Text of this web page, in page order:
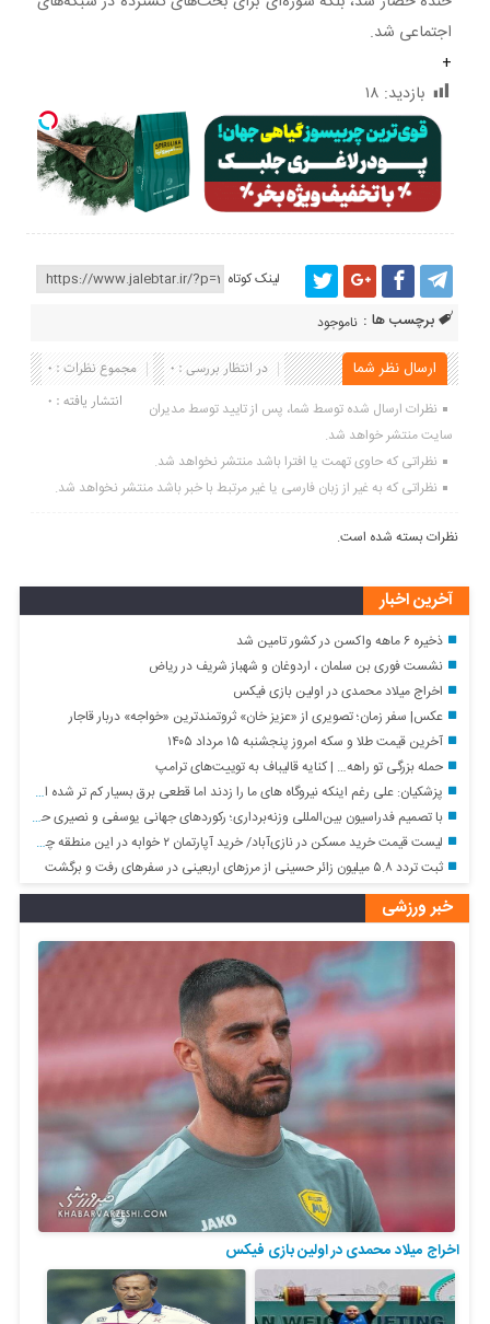
اجتماعی شد.
+
بازدید: ۱۸
لینک کوتاه
برچسب ها : ناموجود
ارسال نظر شما مجموع نظرات : 0
در انتظار بررسی : 0
انتشار یافته : 0
نظرات ارسال شده توسط شما، پس از تایید توسط مدیران
سایت منتشر خواهد شد.
نظراتی که حاوی تهمت یا افترا باشد منتشر نخواهد شد.
نظراتی که به غیر از زبان فارسی یا غیر مرتبط با خبر باشد منتشر نخواهد شد.
نظرات بسته شده است.
آخرین اخبار
ذخیره ۶ ماهه واکسن در کشور تامین شد
نشست فوری بن سلمان ، اردوغان و شهباز شریف در ریاض
اخراج میلاد محمدی در اولین بازی فیکس
عکس| سفر زمان؛ تصویری از «عزیز خان» ثروتمندترین «خواجه» دربار قاجار
آخرین قیمت طلا و سکه امروز پنجشنبه ۱۵ مرداد ۱۴۰۵
حمله بزرگی تو راهه… | کنایه قالیباف به توییت‌های ترامپ
پزشکیان: علی رغم اینکه نیروگاه های ما را زدند اما قطعی برق بسیار کم تر شده است
با تصمیم فدراسیون بین‌المللی وزنه‌برداری؛ رکورد‌های جهانی یوسفی و نصیری حفظ شد
لیست قیمت خرید مسکن در نازی‌آباد/ خرید آپارتمان ۲ خوابه در این منطقه چقدر سرمایه نیاز دارد؟ + جدول مردادماه ۱۴۰۵
ثبت تردد ۵.۸ میلیون زائر حسینی از مرزهای اربعینی در سفرهای رفت و برگشت
خبر ورزشی
اخراج میلاد محمدی در اولین بازی فیکس